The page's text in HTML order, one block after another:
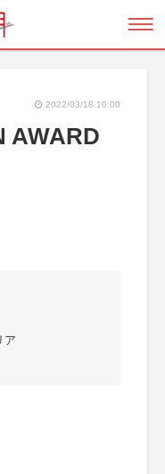
2022/03/18 10:00
AWARD
ア